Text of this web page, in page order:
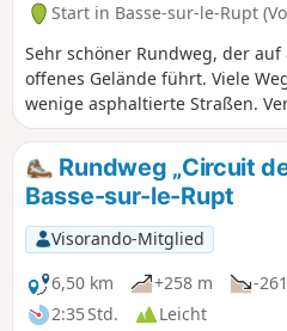
Start in Basse-sur-le-Rupt
Sehr schöner Rundweg, der auf
offenes Gelände führt. Viele
wenige asphaltierte Straßen.
Waldrands mit sehr schönen
umliegenden Täler und Gipfel.
Rundweg „Circuit
Basse-sur-le-Rupt
Visorando-Mitglied
6,50 km
+258 m
-
2:35 Std.
Leicht